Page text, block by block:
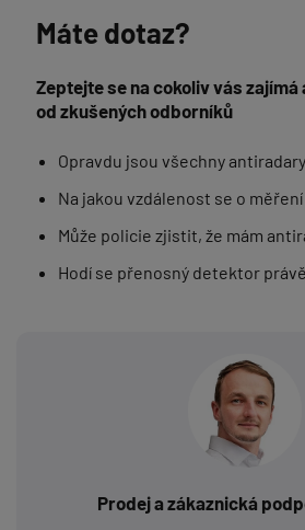
Máte dotaz?
Zeptejte se na cokoliv vás
od zkušených odborníků
Opravdu jsou všechny
Na jakou vzdálenost se o
Může policie zjistit, že mám
Hodí se přenosný detektor
Prodej a zákaznická